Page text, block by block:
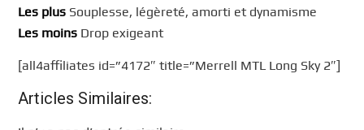
Les plus Souplesse, légèreté, amorti et dynamisme
Les moins Drop exigeant
[all4affiliates id=”4172″ title=”Merrell MTL Long Sky 2″]
Articles Similaires: